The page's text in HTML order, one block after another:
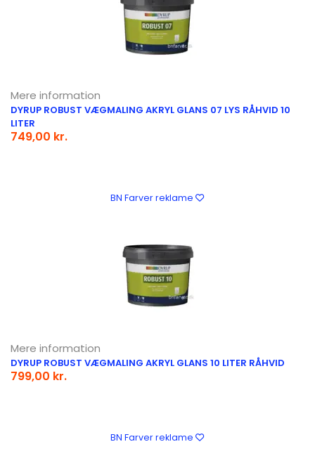
Mere information
DYRUP ROBUST VÆGMALING AKRYL GLANS 07 LYS RÅHVID 10
LITER
749,00 kr.
BN Farver reklame
Mere information
DYRUP ROBUST VÆGMALING AKRYL GLANS 10 LITER RÅHVID
799,00 kr.
BN Farver reklame